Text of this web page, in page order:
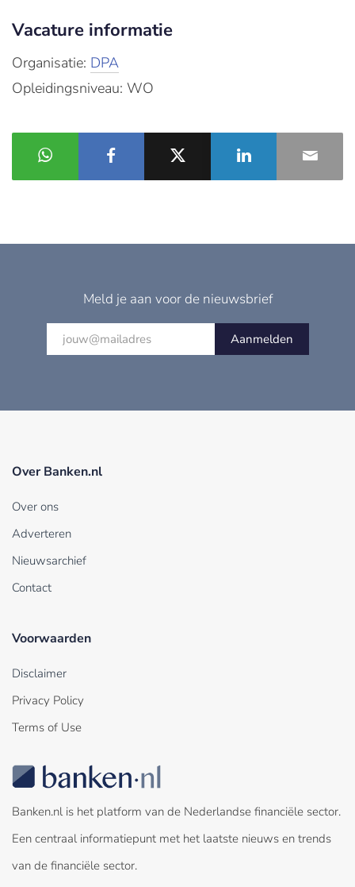
Vacature informatie
Organisatie: DPA
Opleidingsniveau: WO
Meld je aan voor de nieuwsbrief
Aanmelden
Over Banken.nl
Over ons
Adverteren
Nieuwsarchief
Contact
Voorwaarden
Disclaimer
Privacy Policy
Terms of Use
Banken.nl is het platform van de Nederlandse financiële sector.
Een centraal informatiepunt met het laatste nieuws en trends
van de financiële sector.